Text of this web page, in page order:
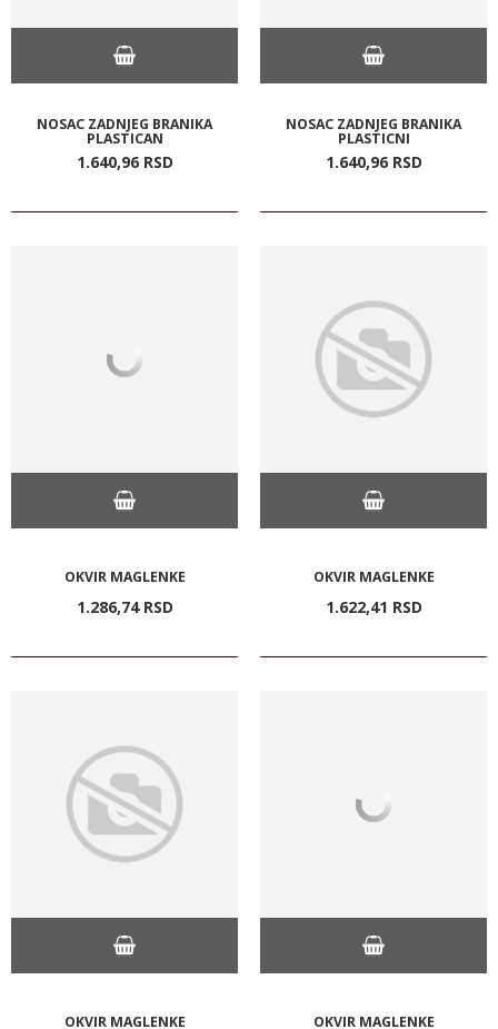
NOSAC ZADNJEG BRANIKA
PLASTICAN
1.640,96 RSD
NOSAC ZADNJEG BRANIKA
PLASTICNI
1.640,96 RSD
OKVIR MAGLENKE
1.286,74 RSD
OKVIR MAGLENKE
1.622,41 RSD
OKVIR MAGLENKE OKVIR MAGLENKE